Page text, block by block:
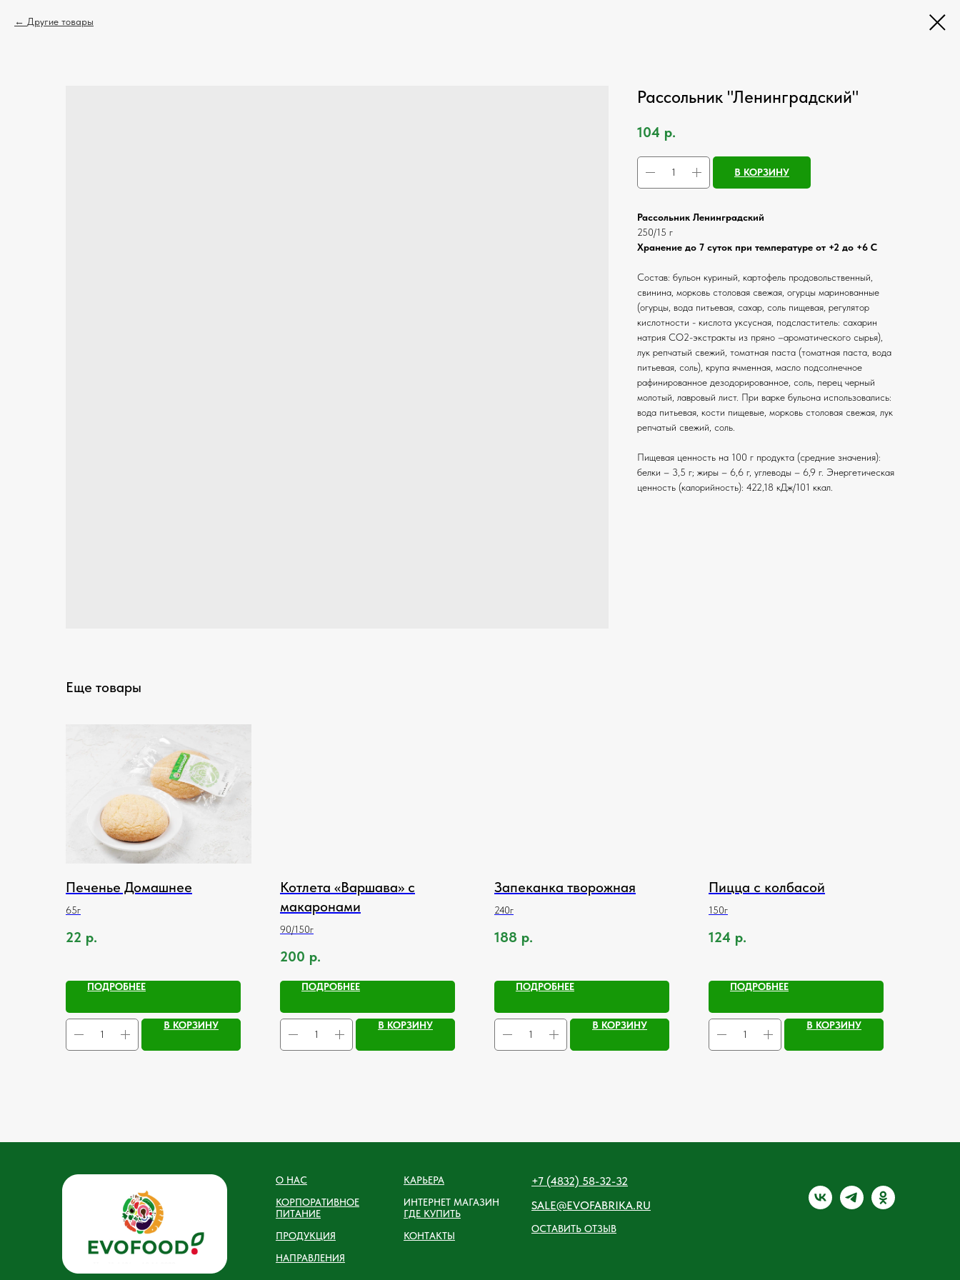
Другие товары
Рассольник "Ленинградский"
104 р.
В КОРЗИНУ
Рассольник Ленинградский
250/15 г
Хранение до 7 суток при температуре от +2 до +6 С
Состав: бульон куриный, картофель продовольственный,
свинина, морковь столовая свежая, огурцы маринованные
(огурцы, вода питьевая, сахар, соль пищевая, регулятор
кислотности - кислота уксусная, подсластитель: сахарин
натрия СО2-экстракты из пряно –ароматического сырья),
лук репчатый свежий, томатная паста (томатная паста, вода
питьевая, соль), крупа ячменная, масло подсолнечное
рафинированное дезодорированное, соль, перец черный
молотый, лавровый лист. При варке бульона использовались:
вода питьевая, кости пищевые, морковь столовая свежая, лук
репчатый свежий, соль.
Пищевая ценность на 100 г продукта (средние значения):
белки – 3,5 г; жиры – 6,6 г, углеводы – 6,9 г. Энергетическая
ценность (калорийность): 422,18 кДж/101 ккал.
Еще товары
Печенье Домашнее
65г
22 р.
ПОДРОБНЕЕ
В КОРЗИНУ
Котлета «Варшава» с
макаронами
90/150г
200 р.
ПОДРОБНЕЕ
В КОРЗИНУ
Запеканка творожная
240г
188 р.
ПОДРОБНЕЕ
В КОРЗИНУ
Пицца с колбасой
150г
124 р.
ПОДРОБНЕЕ
В КОРЗИНУ
О НАС
КОРПОРАТИВНОЕ
ПИТАНИЕ
ПРОДУКЦИЯ
НАПРАВЛЕНИЯ
КАРЬЕРА
ИНТЕРНЕТ МАГАЗИН
ГДЕ КУПИТЬ
КОНТАКТЫ
+7 (4832) 58-32-32
SALE@EVOFABRIKA.RU
ОСТАВИТЬ ОТЗЫВ